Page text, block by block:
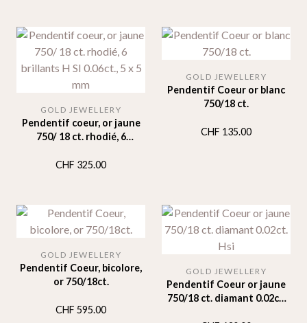
Pendentif coeur, or jaune
750/ 18 ct. rhodié, 6
mm
GOLD JEWELLERY
CHF 325.00
Pendentif Coeur or blanc
750/18 ct.
GOLD JEWELLERY
CHF 135.00
Pendentif Coeur, bicolore,
or 750/18ct.
GOLD JEWELLERY
CHF 595.00
Pendentif Coeur or jaune
750/18 ct. diamant 0.02ct.
GOLD JEWELLERY